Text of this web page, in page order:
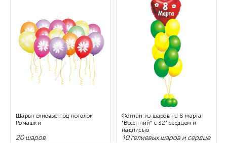
Шары гелиевые под потолок
Ромашки
20 шаров
Фонтан из шаров на 8 марта
"Весенний" с 32" сердцем и
надписью
10 гелиевых шаров и сердце